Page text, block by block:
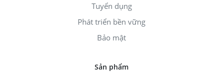
Tuyển dụng
Phát triển bền vững
Bảo mật
Sản phẩm